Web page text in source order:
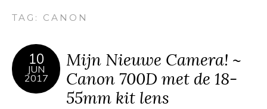
TAG: CANON
10
JUN
2017
Mijn Nieuwe Camera! ~
Canon 700D met de 18-
55mm kit lens